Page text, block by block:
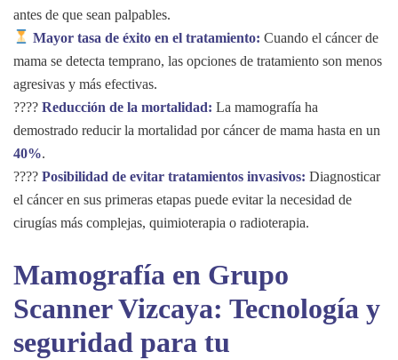
antes de que sean palpables.
Mayor tasa de éxito en el tratamiento: Cuando el cáncer de
mama se detecta temprano, las opciones de tratamiento son menos
agresivas y más efectivas.
???? Reducción de la mortalidad: La mamografía ha
demostrado reducir la mortalidad por cáncer de mama hasta en un
40%.
???? Posibilidad de evitar tratamientos invasivos: Diagnosticar
el cáncer en sus primeras etapas puede evitar la necesidad de
cirugías más complejas, quimioterapia o radioterapia.
Mamografía en Grupo
Scanner Vizcaya: Tecnología y
seguridad para tu